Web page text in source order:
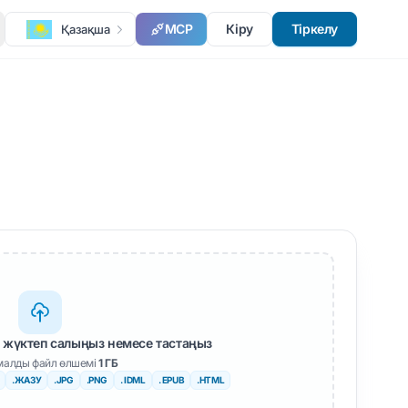
Қазақша MCP Кіру Тіркелу
салыңыз немесе тастаңыз
файл өлшемі1 ГБ
.ЖАЗУ .JPG .PNG . IDML . EPUB .HTML